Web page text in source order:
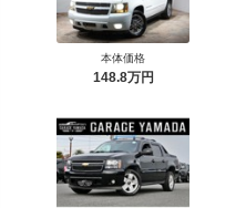
本体価格
148.8万円